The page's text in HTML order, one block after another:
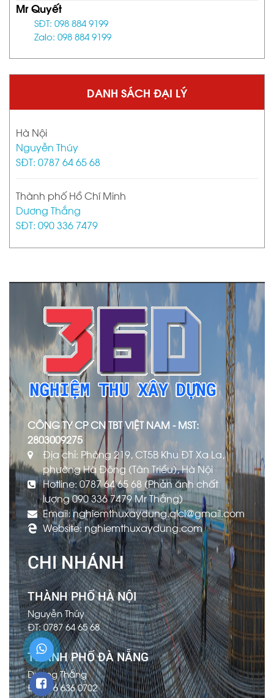
Mr Quyết
SĐT: 098 884 9199
Zalo: 098 884 9199
DANH SÁCH ĐẠI LÝ
Hà Nội
Nguyễn Thúy
SĐT: 0787 64 65 68
Thành phố Hồ Chí Minh
Dương Thắng
SĐT: 090 336 7479
CÔNG TY CP CN TBT VIỆT NAM - MST:
2803009275
Địa chỉ: Phòng 219, CT5B Khu ĐT Xa La,
phường Hà Đông (Tân Triều), Hà Nội
Hotline: 0787 64 65 68 (Phản ánh chất
lượng 090 336 7479 Mr Thắng)
Email: nghiemthuxaydung.qlcl@gmail.com
Website: nghiemthuxaydung.com
CHI NHÁNH
THÀNH PHỐ HÀ NỘI
Nguyễn Thúy
ĐT: 0787 64 65 68
THÀNH PHỐ ĐÀ NẴNG
Dương Thắng
ĐT: 096 636 0702